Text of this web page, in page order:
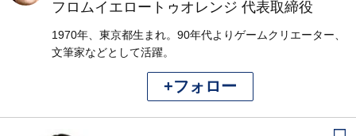
フロムイエロートゥオレンジ 代表取締役
1970年、東京都生まれ。90年代よりゲームクリエーター、
文筆家などとして活躍。
+フォロー